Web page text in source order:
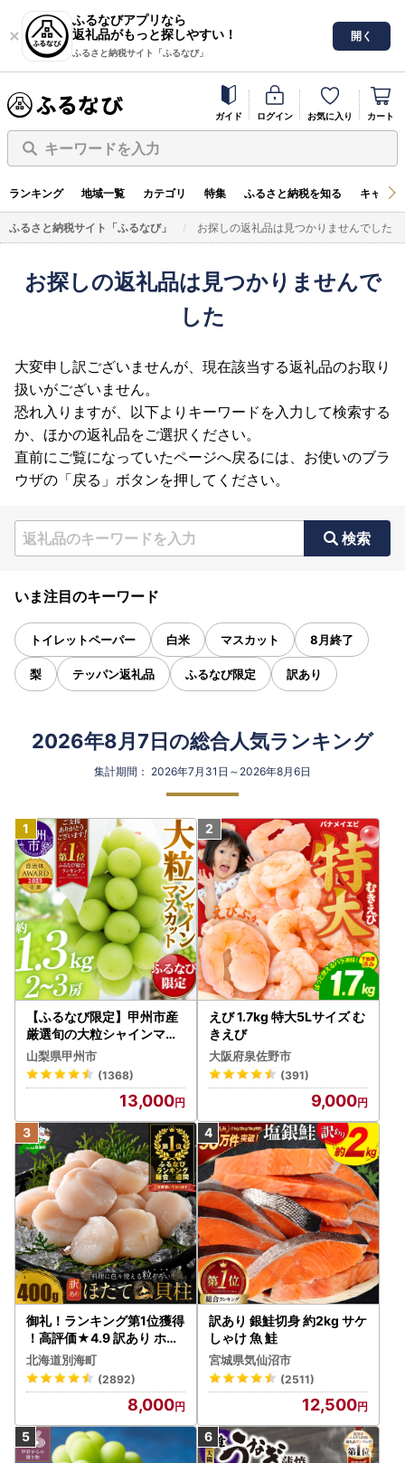
ふるなびアプリなら
返礼品がもっと探しやすい！
ふるさと納税サイト「ふるなび」
開く
ガイド ログイン お気に入り カート
キーワードを入力
ランキング 地域一覧 カテゴリ 特集 ふるさと納税を知る キャン
ふるさと納税サイト「ふるなび」 お探しの返礼品は見つかりませんでした
お探しの返礼品は見つかりませんで
した
大変申し訳ございませんが、現在該当する返礼品のお取り
扱いがございません。
恐れ入りますが、以下よりキーワードを入力して検索する
か、ほかの返礼品をご選択ください。
直前にご覧になっていたページへ戻るには、お使いのブラ
ウザの「戻る」ボタンを押してください。
検索
いま注目のキーワード
トイレットペーパー 白米 マスカット 8月終了
梨 テッパン返礼品 ふるなび限定 訳あり
2026年8月7日の総合人気ランキング
集計期間： 2026年7月31日～2026年8月6日
【ふるなび限定】甲州市産
厳選旬の大粒シャインマス
カット 約1.3kg 2～3房【2
026年発送】（MG）B12-
472 FN-Limited-VO シャ
インマスカット フルーツ
山梨県甲州市
(1368)
13,000
えび 1.7kg 特大5Lサイズ む
きえび
大阪府泉佐野市
(391)
9,000
御礼！ランキング第1位獲得
！高評価★4.9 訳あり ホタ
テ 400g（ほたて 帆立 貝柱
冷凍 ）
北海道別海町
(2892)
8,000
訳あり 銀鮭切身 約2kg サケ
しゃけ 魚 鮭
宮城県気仙沼市
(2511)
12,500